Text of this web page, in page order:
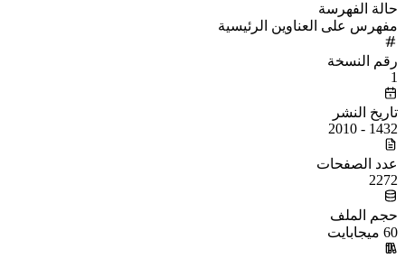
حالة الفهرسة
مفهرس على العناوين الرئيسية
رقم النسخة
1
تاريخ النشر
1432 - 2010
عدد الصفحات
2272
حجم الملف
60 ميجابايت